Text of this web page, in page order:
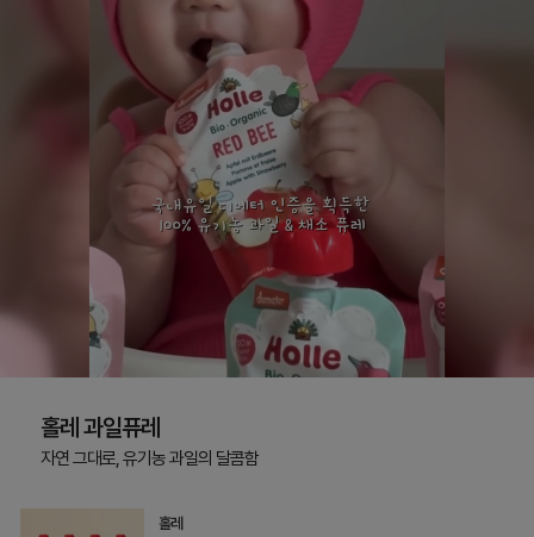
홀레 과일퓨레
자연 그대로, 유기농 과일의 달콤함
홀레